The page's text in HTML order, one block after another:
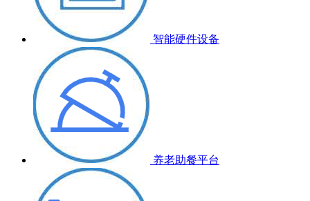
智能硬件设备
养老助餐平台